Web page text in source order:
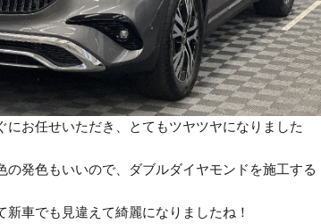
にお任せいただき、とてもツヤツヤになりました
の発色もいいので、ダブルダイヤモンドを施工する
車でも見違えて綺麗になりましたね！